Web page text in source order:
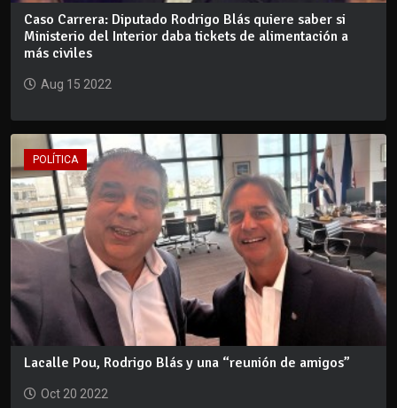
Caso Carrera: Diputado Rodrigo Blás quiere saber si
Ministerio del Interior daba tickets de alimentación a
más civiles
Aug 15 2022
POLÍTICA
Lacalle Pou, Rodrigo Blás y una “reunión de amigos”
Oct 20 2022